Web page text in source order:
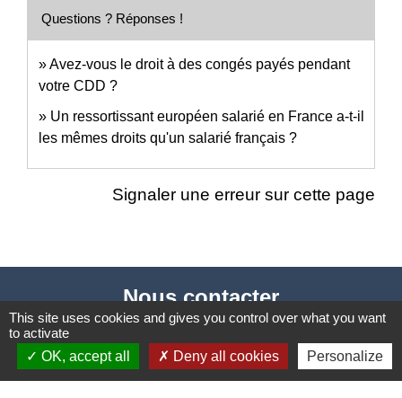
Questions ? Réponses !
Avez-vous le droit à des congés payés pendant
votre CDD ?
Un ressortissant européen salarié en France a-t-il
les mêmes droits qu'un salarié français ?
Signaler une erreur sur cette page
Nous contacter
Commune de Puylaurens
1 rue de la Mairie
81700 Puylaurens - FRANCE
This site uses cookies and gives you control over what you want
to activate
OK, accept all
Deny all cookies Personalize